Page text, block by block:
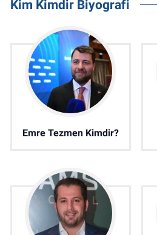
Kim Kimdir Biyografi
Emre Tezmen Kimdir?